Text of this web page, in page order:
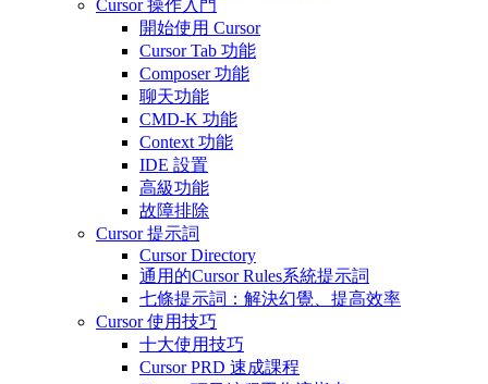
Cursor 操作入門
開始使用 Cursor
Cursor Tab 功能
Composer 功能
聊天功能
CMD-K 功能
Context 功能
IDE 設置
高級功能
故障排除
Cursor 提示詞
Cursor Directory
通用的Cursor Rules系統提示詞
七條提示詞：解決幻覺、提高效率
Cursor 使用技巧
十大使用技巧
Cursor PRD 速成課程